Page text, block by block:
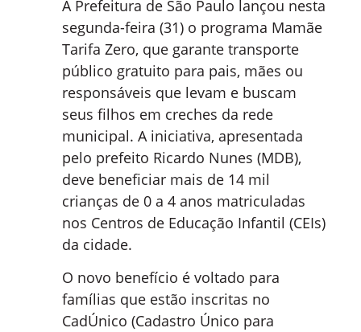
A Prefeitura de São Paulo lançou nesta
segunda-feira (31) o programa Mamãe
Tarifa Zero, que garante transporte
público gratuito para pais, mães ou
responsáveis que levam e buscam
seus filhos em creches da rede
municipal. A iniciativa, apresentada
pelo prefeito Ricardo Nunes (MDB),
deve beneficiar mais de 14 mil
crianças de 0 a 4 anos matriculadas
nos Centros de Educação Infantil (CEIs)
da cidade.
O novo benefício é voltado para
famílias que estão inscritas no
CadÚnico (Cadastro Único para